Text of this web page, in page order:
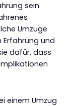
sein.
Umzüge
Erfahrung und
dafür, dass
einem Umzug